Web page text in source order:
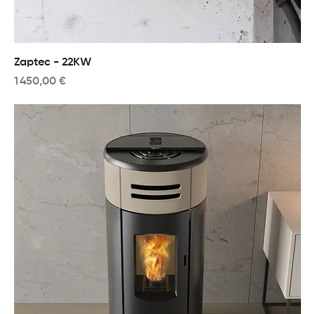
Zaptec - 22KW
Prix
1 450,00 €